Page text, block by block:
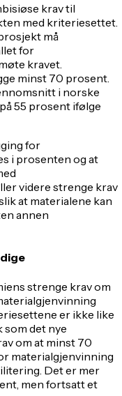
krav til
med kriteriesettet.
må
for
kravet.
minst 70 prosent.
i norske
55 prosent ifølge
for
i prosenten og at
videre strenge krav
at materialene kan
annen
strenge krav om
er ikke like
det nye
om at minst 70
materialgjenvinning
Det er mer
men fortsatt et